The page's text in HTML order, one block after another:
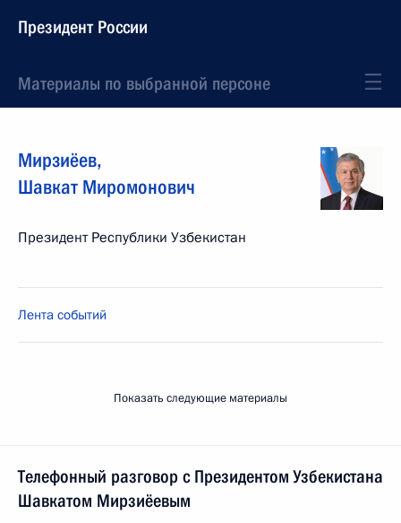
Президент России
Материалы по выбранной персоне
Мирзиёев,
Шавкат Миромонович
Президент Республики Узбекистан
Лента событий
Показать следующие материалы
Телефонный разговор с Президентом Узбекистана
Шавкатом Мирзиёевым